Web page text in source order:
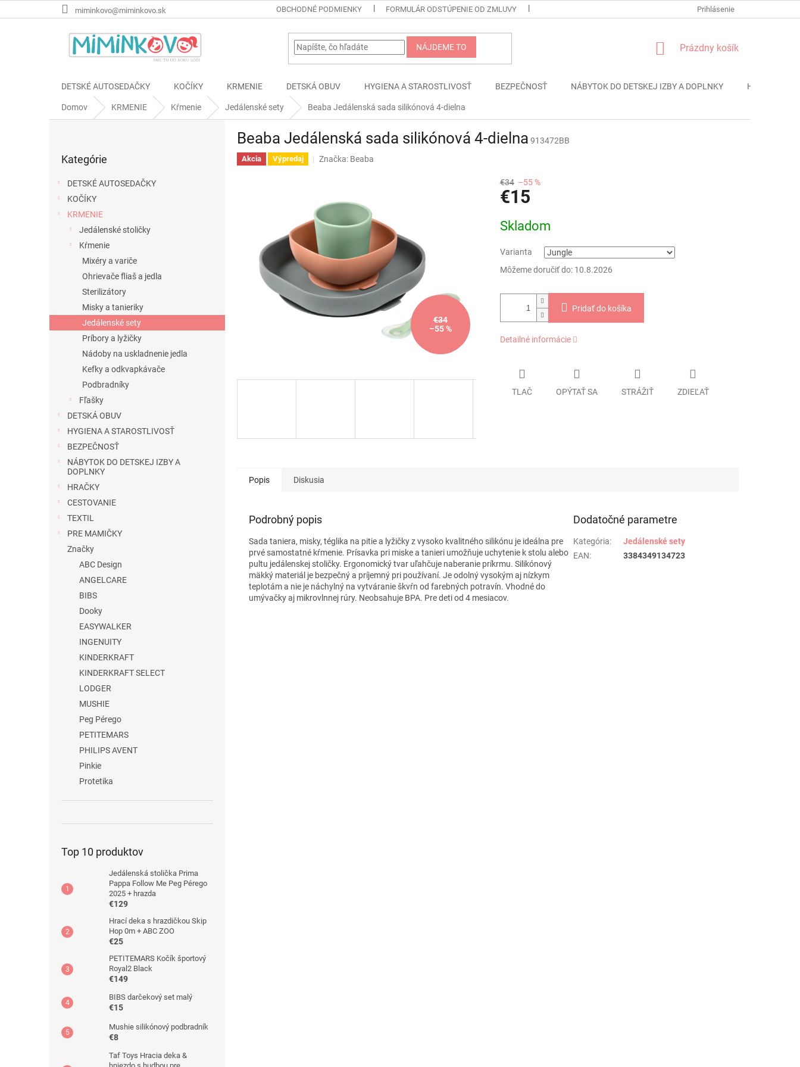
na
miminkovo@miminkovo.sk OBCHODNÉ PODMIENKY FORMULÁR ODSTÚPENIE OD ZMLUVY PODMIENKY OCHRANY OSOBNÝCH
Prihlásenie
NÁJDEME TO
NÁKUPNÝ
Prázdny košík
DETSKÉ AUTOSEDAČKY KOČÍKY KRMENIE DETSKÁ OBUV HYGIENA A STAROSTLIVOSŤ BEZPEČNOSŤ NÁBYTOK DO DETSKEJ IZBY A DOPLNKY HRAČKY
Domov KRMENIE Kŕmenie Jedálenské sety Beaba Jedálenská sada silikónová 4-dielna
kategórie
Kategórie
DETSKÉ AUTOSEDAČKY
KOČÍKY
KRMENIE
Jedálenské stoličky
Kŕmenie
Mixéry a variče
Ohrievače fliaš a jedla
Sterilizátory
Misky a tanieriky
Jedálenské sety
Príbory a lyžičky
Nádoby na uskladnenie jedla
Kefky a odkvapkávače
Podbradníky
Fľašky
DETSKÁ OBUV
HYGIENA A STAROSTLIVOSŤ
BEZPEČNOSŤ
NÁBYTOK DO DETSKEJ IZBY A
DOPLNKY
HRAČKY
CESTOVANIE
TEXTIL
PRE MAMIČKY
Značky
ABC Design
ANGELCARE
BIBS
Dooky
EASYWALKER
INGENUITY
KINDERKRAFT
KINDERKRAFT SELECT
LODGER
MUSHIE
Peg Pérego
PETITEMARS
PHILIPS AVENT
Pinkie
Protetika
Top 10 produktov
Jedálenská stolička Prima
Pappa Follow Me Peg Pérego
2025 + hrazda
€129
Hrací deka s hrazdičkou Skip
Hop 0m + ABC ZOO
€25
PETITEMARS Kočík športový
Royal2 Black
€149
BIBS darčekový set malý
€15
Mushie silikónový podbradník
€8
Taf Toys Hracia deka &
Beaba Jedálenská sada silikónová 4-dielna 913472BB
Akcia Výpredaj Značka: Beaba
€34
–55 %
€34 –55 %
€15
cena:
Skladom
Varianta
Môžeme doručiť do: 10.8.2026
Pridať do košíka
Detailné informácie
TLAČ OPÝTAŤ SA STRÁŽIŤ ZDIEĽAŤ
Popis Diskusia
Podrobný popis
Sada taniera, misky, téglika na pitie a lyžičky z vysoko kvalitného silikónu je ideálna pre
prvé samostatné kŕmenie. Prísavka pri miske a tanieri umožňuje uchytenie k stolu alebo
pultu jedálenskej stoličky. Ergonomický tvar uľahčuje naberanie príkrmu. Silikónový
mäkký materiál je bezpečný a príjemný pri používaní. Je odolný vysokým aj nízkym
teplotám a nie je náchylný na vytváranie škvŕn od farebných potravín. Vhodné do
umývačky aj mikrovlnnej rúry. Neobsahuje BPA. Pre deti od 4 mesiacov.
Dodatočné parametre
Kategória:
Jedálenské sety
EAN: 3384349134723